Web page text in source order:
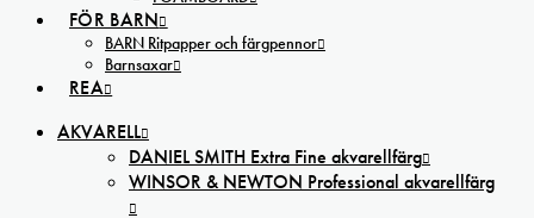
FÖR BARN
BARN Ritpapper och färgpennor
Barnsaxar
REA
AKVARELL
DANIEL SMITH Extra Fine akvarellfärg
WINSOR & NEWTON Professional akvarellfärg